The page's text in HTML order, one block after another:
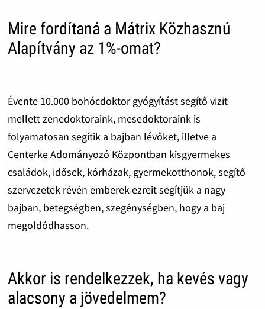
Mire fordítaná a Mátrix Közhasznú
Alapítvány az 1%-omat?
Évente 10.000 bohócdoktor gyógyítást segítő vizit
mellett zenedoktoraink, mesedoktoraink is
folyamatosan segítik a bajban lévőket, illetve a
Centerke Adományozó Központban kisgyermekes
családok, idősek, kórházak, gyermekotthonok, segítő
szervezetek révén emberek ezreit segítjük a nagy
bajban, betegségben, szegénységben, hogy a baj
megoldódhasson.
Akkor is rendelkezzek, ha kevés vagy
alacsony a jövedelmem?